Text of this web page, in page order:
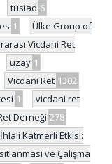
tüsiad 6
1
Ülke Group of
Vicdani Ret
uzay 1
Vicdani Ret 1302
1
vicdani ret
Derneği 278
Katmerli Etkisi:
ve Çalışma